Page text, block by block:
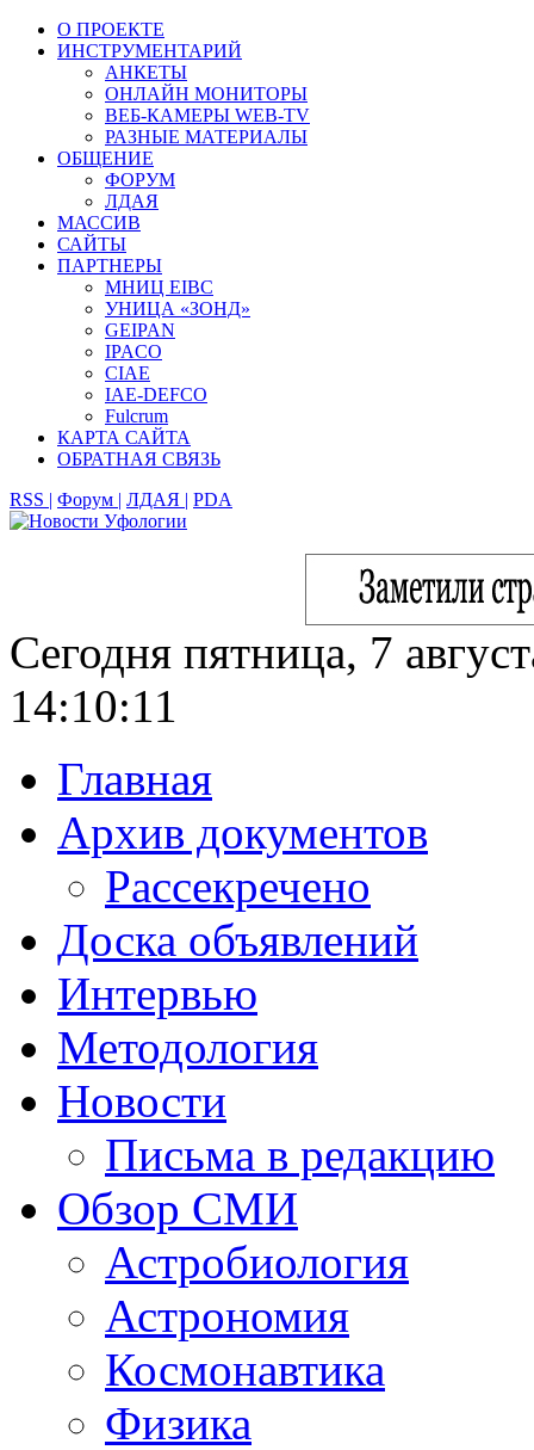
О ПРОЕКТЕ
ИНСТРУМЕНТАРИЙ
АНКЕТЫ
ОНЛАЙН МОНИТОРЫ
ВЕБ-КАМЕРЫ WEB-TV
РАЗНЫЕ МАТЕРИАЛЫ
ОБЩЕНИЕ
ФОРУМ
ЛДАЯ
МАССИВ
САЙТЫ
ПАРТНЕРЫ
МНИЦ EIBC
УНИЦА «ЗОНД»
GEIPAN
IPACO
CIAE
IAE-DEFCO
Fulcrum
КАРТА САЙТА
ОБРАТНАЯ СВЯЗЬ
RSS | Форум | ЛДАЯ | PDA
Сегодня пятница, 7
14:10:12
Главная
Архив документов
Рассекречено
Доска объявлений
Интервью
Методология
Новости
Письма в редакцию
Обзор СМИ
Астробиология
Астрономия
Космонавтика
Физика